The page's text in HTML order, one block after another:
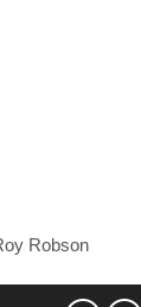
Robson